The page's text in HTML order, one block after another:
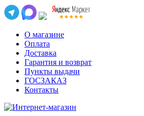
О магазине
Оплата
Доставка
Гарантия и возврат
Пункты выдачи
ГОСЗАКАЗ
Контакты